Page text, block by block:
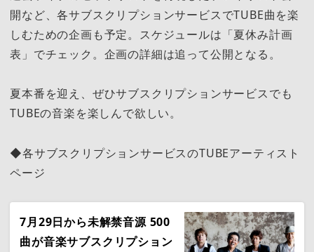
開など、各サブスクリプションサービスでTUBE曲を楽
しむための企画も予定。スケジュールは「夏休み計画
表」でチェック。企画の詳細は追って公開となる。
夏本番を迎え、ぜひサブスクリプションサービスでも
TUBEの音楽を楽しんで欲しい。
◆各サブスクリプションサービスのTUBEアーティスト
ページ
7月29日から未解禁音源 500
曲が音楽サブスクリプション